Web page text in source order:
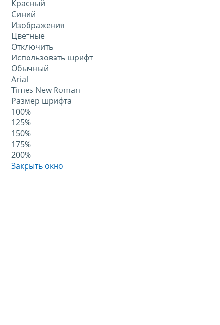
Красный
Синий
Изображения
Цветные
Отключить
Использовать шрифт
Обычный
Arial
Times New Roman
Размер шрифта
100%
125%
150%
175%
200%
Закрыть окно